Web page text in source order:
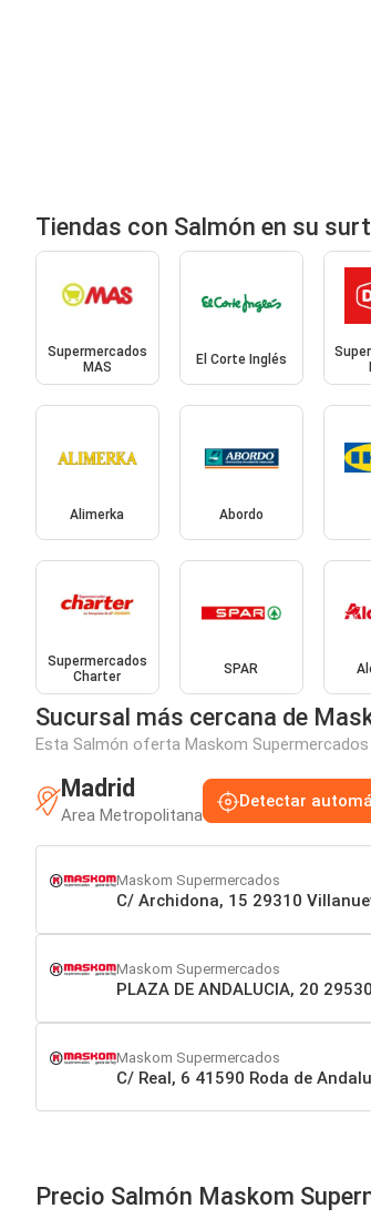
Tiendas con Salmón en su
Supermercados
MAS
El Corte Inglés
Alimerka Abordo
Supermercados
Charter
SPAR
Sucursal más cercana de
Esta Salmón oferta Maskom
Madrid
Area Metropolitana
Detectar
Maskom Supermercados
C/ Archidona, 15 29310
Maskom Supermercados
PLAZA DE ANDALUCIA, 20
Maskom Supermercados
C/ Real, 6 41590 Roda de
Precio Salmón Maskom